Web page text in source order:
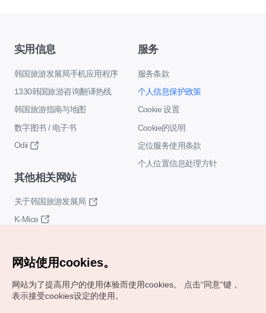
实用信息
韩国旅游发展局手机应用程序
1330韩国旅游咨询翻译热线
韩国旅游指南与地图
数字图书 / 电子书
Odii
服务
服务条款
个人信息保护政策
Cookie 设置
Cookie的说明
定位服务使用条款
个人位置信息处理方针
其他相关网站
关于韩国旅游发展局
K-Mice
网站使用cookies。
网站为了提高用户的使用体验而使用cookies。
点击“同意"键，
表示接受cookies设定的使用。